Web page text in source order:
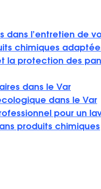
dans l’entretien de
chimiques
la protection des
dans le Var
dans le Var
pour un
produits chimiques